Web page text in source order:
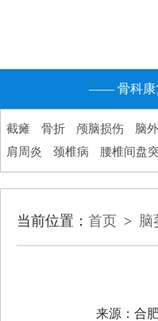
—— 骨科
截瘫 骨折 颅脑损伤 脑
肩周炎
颈椎病 腰椎间盘
当前位置： 首页 > 脑
来源：合